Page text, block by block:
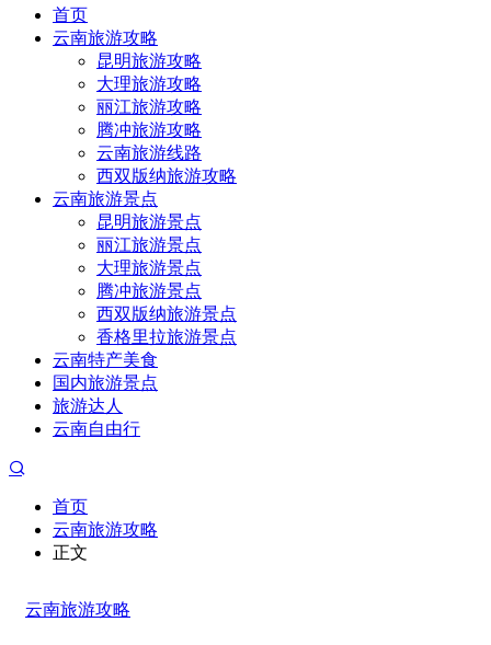
首页
云南旅游攻略
昆明旅游攻略
大理旅游攻略
丽江旅游攻略
腾冲旅游攻略
云南旅游线路
西双版纳旅游攻略
云南旅游景点
昆明旅游景点
丽江旅游景点
大理旅游景点
腾冲旅游景点
西双版纳旅游景点
香格里拉旅游景点
云南特产美食
国内旅游景点
旅游达人
云南自由行
首页
云南旅游攻略
正文
云南旅游攻略